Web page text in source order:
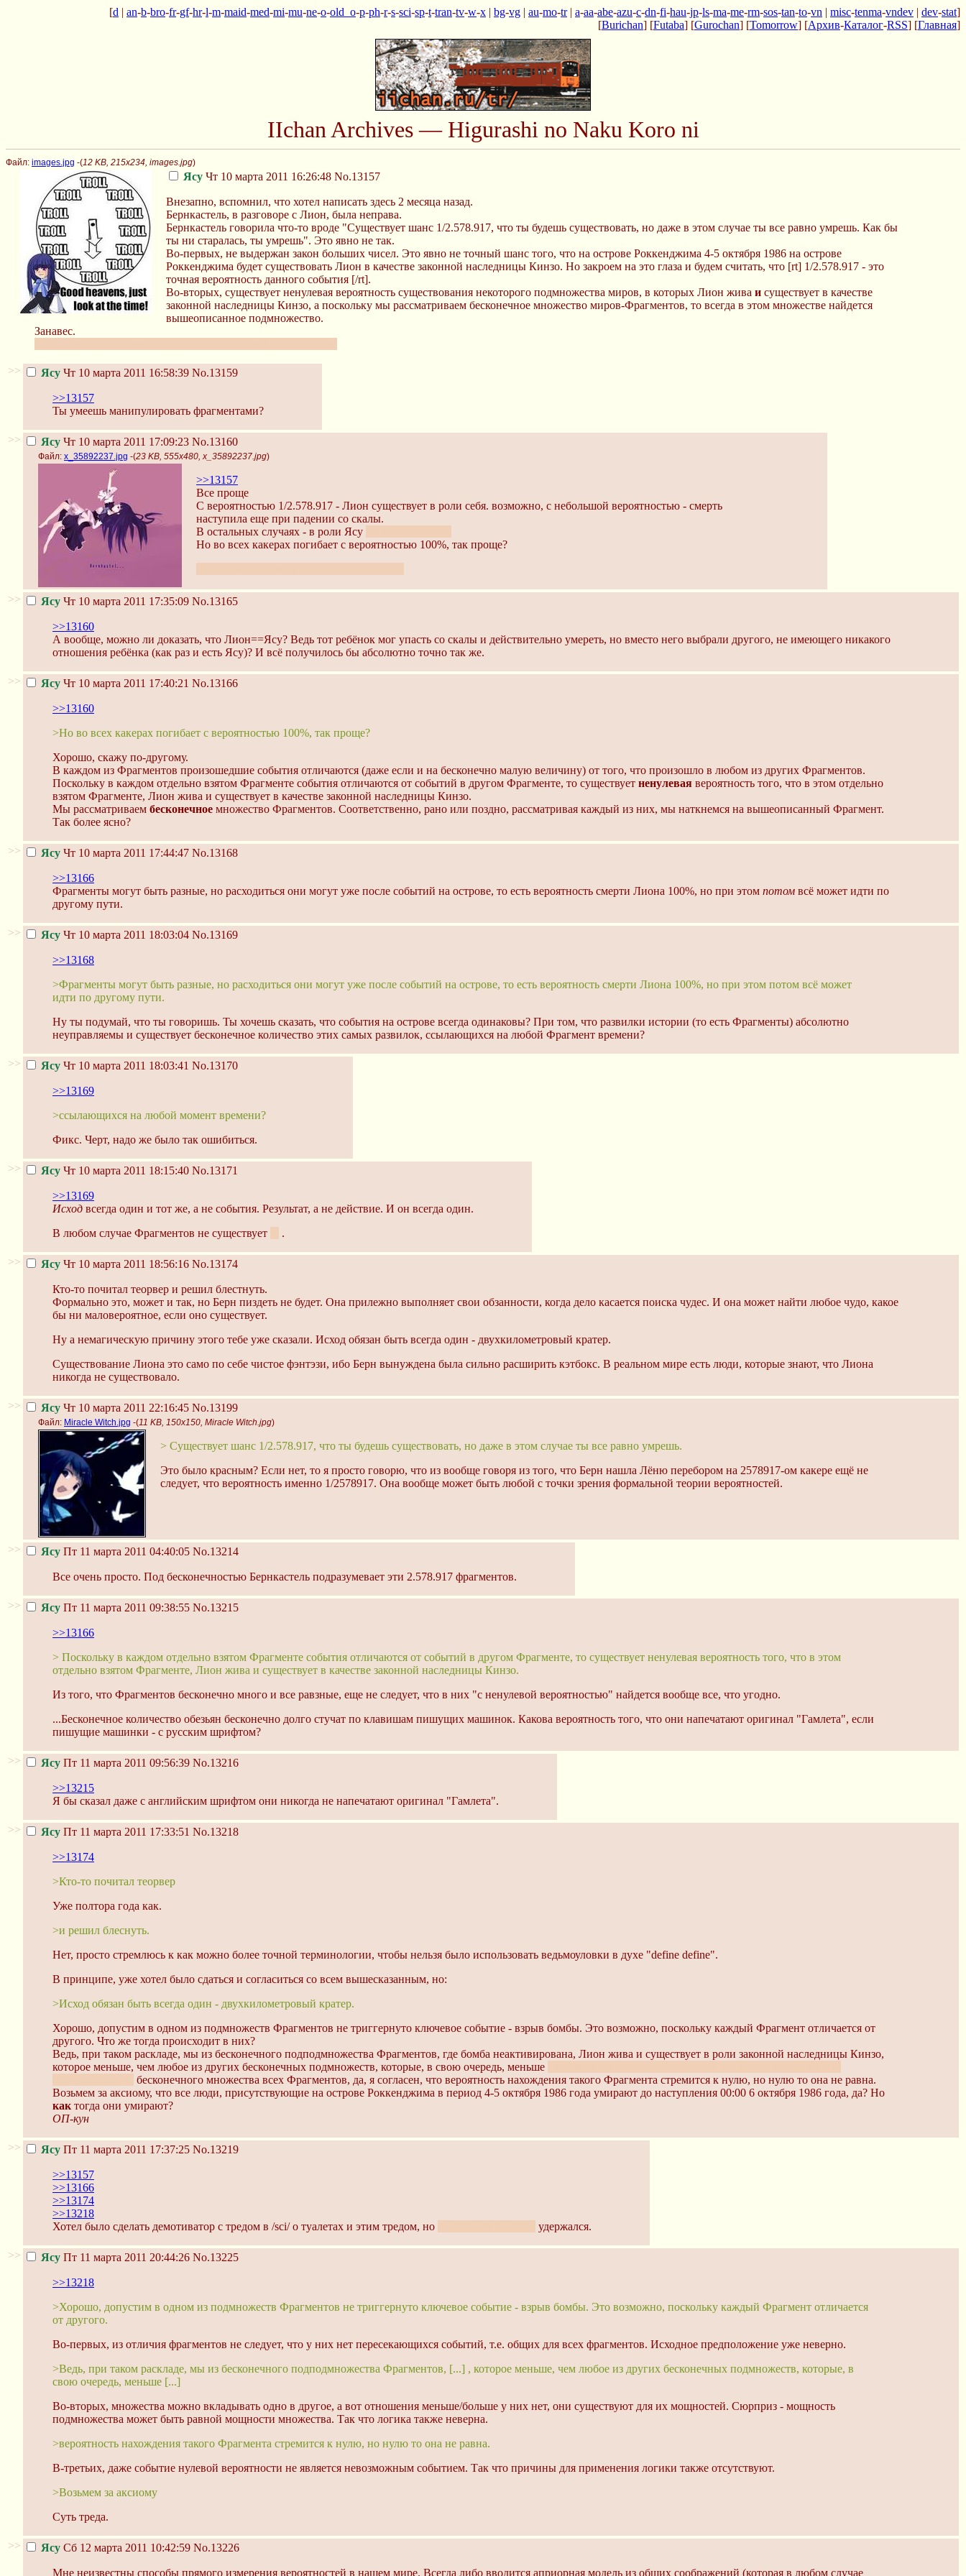
[d | an-b-bro-fr-gf-hr-l-m-maid-med-mi-mu-ne-o-old_o-p-ph-r-s-sci-sp-t-tran-tv-w-x | bg-vg | au-mo-tr| a-aa-abe-azu-c-dn-fi-hau-jp-ls-ma-me-rm-sos-tan-to-vn | misc-tenma-vndev | dev-stat]
[Burichan] [Futaba] [Gurochan] [Tomorrow] [Архив-Каталог-RSS] [Главная]
IIchan Archives — Higurashi no Naku Koro ni
Файл: images.jpg -(12 KB, 215x234, images.jpg)
Ясу Чт 10 марта 2011 16:26:48 No.13157
Внезапно, вспомнил, что хотел написать здесь 2 месяца назад.
Бернкастель, в разговоре с Лион, была неправа.
Бернкастель говорила что-то вроде "Существует шанс 1/2.578.917, что ты будешь существовать, но даже в этом случае ты все равно умрешь. Как бы
ты ни старалась, ты умрешь". Это явно не так.
Во-первых, не выдержан закон больших чисел. Это явно не точный шанс того, что на острове Роккенджима 4-5 октября 1986 на острове
Роккенджима будет существовать Лион в качестве законной наследницы Кинзо. Но закроем на это глаза и будем считать, что [rt] 1/2.578.917 - это
точная вероятность данного события [/rt].
Во-вторых, существует ненулевая вероятность существования некоторого подмножества миров, в которых Лион жива и существует в качестве
законной наследницы Кинзо, а поскольку мы рассматриваем бесконечное множество миров-Фрагментов, то всегда в этом множестве найдется
вышеописанное подмножество.
Занавес.
>> Ясу Чт 10 марта 2011 16:58:39 No.13159
>>13157
Ты умеешь манипулировать фрагментами?
>> Ясу Чт 10 марта 2011 17:09:23 No.13160
Файл: x_35892237.jpg -(23 KB, 555x480, x_35892237.jpg)
>>13157
Все проще
С вероятностью 1/2.578.917 - Лион существует в роли себя. возможно, с небольшой вероятностью - смерть
наступила еще при падении со скалы.
В остальных случаях - в роли Ясу
Но во всех какерах погибает с вероятностью 100%, так проще?
>> Ясу Чт 10 марта 2011 17:35:09 No.13165
>>13160
А вообще, можно ли доказать, что Лион==Ясу? Ведь тот ребёнок мог упасть со скалы и действительно умереть, но вместо него выбрали другого, не имеющего никакого
отношения ребёнка (как раз и есть Ясу)? И всё получилось бы абсолютно точно так же.
>> Ясу Чт 10 марта 2011 17:40:21 No.13166
>>13160
>Но во всех какерах погибает с вероятностью 100%, так проще?
Хорошо, скажу по-другому.
В каждом из Фрагментов произошедшие события отличаются (даже если и на бесконечно малую величину) от того, что произошло в любом из других Фрагментов.
Поскольку в каждом отдельно взятом Фрагменте события отличаются от событий в другом Фрагменте, то существует ненулевая вероятность того, что в этом отдельно
взятом Фрагменте, Лион жива и существует в качестве законной наследницы Кинзо.
Мы рассматриваем бесконечное множество Фрагментов. Соответственно, рано или поздно, рассматривая каждый из них, мы наткнемся на вышеописанный Фрагмент.
Так более ясно?
>> Ясу Чт 10 марта 2011 17:44:47 No.13168
>>13166
Фрагменты могут быть разные, но расходиться они могут уже после событий на острове, то есть вероятность смерти Лиона 100%, но при этом потом всё может идти по
другому пути.
>> Ясу Чт 10 марта 2011 18:03:04 No.13169
>>13168
>Фрагменты могут быть разные, но расходиться они могут уже после событий на острове, то есть вероятность смерти Лиона 100%, но при этом потом всё может
идти по другому пути.
Ну ты подумай, что ты говоришь. Ты хочешь сказать, что события на острове всегда одинаковы? При том, что развилки истории (то есть Фрагменты) абсолютно
неуправляемы и существует бесконечное количество этих самых развилок, ссылающихся на любой Фрагмент времени?
>> Ясу Чт 10 марта 2011 18:03:41 No.13170
>>13169
>ссылающихся на любой момент времени?
Фикс. Черт, надо же было так ошибиться.
>> Ясу Чт 10 марта 2011 18:15:40 No.13171
>>13169
Исход всегда один и тот же, а не события. Результат, а не действие. И он всегда один.
В любом случае Фрагментов не существует
.
>> Ясу Чт 10 марта 2011 18:56:16 No.13174
Кто-то почитал теорвер и решил блестнуть.
Формально это, может и так, но Берн пиздеть не будет. Она прилежно выполняет свои обзанности, когда дело касается поиска чудес. И она может найти любое чудо, какое
бы ни маловероятное, если оно существует.
Ну а немагическую причину этого тебе уже сказали. Исход обязан быть всегда один - двухкилометровый кратер.
Существование Лиона это само по себе чистое фэнтэзи, ибо Берн вынуждена была сильно расширить кэтбокс. В реальном мире есть люди, которые знают, что Лиона
никогда не существовало.
>> Ясу Чт 10 марта 2011 22:16:45 No.13199
Файл: Miracle Witch.jpg -(11 KB, 150x150, Miracle Witch.jpg)
> Существует шанс 1/2.578.917, что ты будешь существовать, но даже в этом случае ты все равно умрешь.
Это было красным? Если нет, то я просто говорю, что из вообще говоря из того, что Берн нашла Лёню перебором на 2578917-ом какере ещё не
следует, что вероятность именно 1/2578917. Она вообще может быть любой с точки зрения формальной теории вероятностей.
>> Ясу Пт 11 марта 2011 04:40:05 No.13214
Все очень просто. Под бесконечностью Бернкастель подразумевает эти 2.578.917 фрагментов.
>> Ясу Пт 11 марта 2011 09:38:55 No.13215
>>13166
> Поскольку в каждом отдельно взятом Фрагменте события отличаются от событий в другом Фрагменте, то существует ненулевая вероятность того, что в этом
отдельно взятом Фрагменте, Лион жива и существует в качестве законной наследницы Кинзо.
Из того, что Фрагментов бесконечно много и все равзные, еще не следует, что в них "с ненулевой вероятностью" найдется вообще все, что угодно.
...Бесконечное количество обезьян бесконечно долго стучат по клавишам пишущих машинок. Какова вероятность того, что они напечатают оригинал "Гамлета", если
пишущие машинки - с русским шрифтом?
>> Ясу Пт 11 марта 2011 09:56:39 No.13216
>>13215
Я бы сказал даже с английским шрифтом они никогда не напечатают оригинал "Гамлета".
>> Ясу Пт 11 марта 2011 17:33:51 No.13218
>>13174
>Кто-то почитал теорвер
Уже полтора года как.
>и решил блеснуть.
Нет, просто стремлюсь к как можно более точной терминологии, чтобы нельзя было использовать ведьмоуловки в духе "define define".
В принципе, уже хотел было сдаться и согласиться со всем вышесказанным, но:
>Исход обязан быть всегда один - двухкилометровый кратер.
Хорошо, допустим в одном из подмножеств Фрагментов не триггернуто ключевое событие - взрыв бомбы. Это возможно, поскольку каждый Фрагмент отличается от
другого. Что же тогда происходит в них?
Ведь, при таком раскладе, мы из бесконечного подподмножества Фрагментов, где бомба неактивирована, Лион жива и существует в роли законной наследницы Кинзо,
которое меньше, чем любое из других бесконечных подмножеств, которые, в свою очередь, меньше
бесконечного множества всех Фрагментов, да, я согласен, что вероятность нахождения такого Фрагмента стремится к нулю, но нулю то она не равна.
Возьмем за аксиому, что все люди, присутствующие на острове Роккенджима в период 4-5 октября 1986 года умирают до наступления 00:00 6 октября 1986 года, да? Но
как тогда они умирают?
ОП-кун
>> Ясу Пт 11 марта 2011 17:37:25 No.13219
>>13157
>>13166
>>13174
>>13218
Хотел было сделать демотиватор с тредом в /sci/ о туалетах и этим тредом, но
удержался.
>> Ясу Пт 11 марта 2011 20:44:26 No.13225
>>13218
>Хорошо, допустим в одном из подмножеств Фрагментов не триггернуто ключевое событие - взрыв бомбы. Это возможно, поскольку каждый Фрагмент отличается
от другого.
Во-первых, из отличия фрагментов не следует, что у них нет пересекающихся событий, т.е. общих для всех фрагментов. Исходное предположение уже неверно.
>Ведь, при таком раскладе, мы из бесконечного подподмножества Фрагментов, [...] , которое меньше, чем любое из других бесконечных подмножеств, которые, в
свою очередь, меньше [...]
Во-вторых, множества можно вкладывать одно в другое, а вот отношения меньше/больше у них нет, они существуют для их мощностей. Сюрприз - мощность
подмножества может быть равной мощности множества. Так что логика также неверна.
>вероятность нахождения такого Фрагмента стремится к нулю, но нулю то она не равна.
В-третьих, даже событие нулевой вероятности не является невозможным событием. Так что причины для применения логики также отсутствуют.
>Возьмем за аксиому
Суть треда.
>> Ясу Сб 12 марта 2011 10:42:59 No.13226
Мне неизвестны способы прямого измерения вероятностей в нашем мире. Всегда либо вводится априорная модель из общих соображений (которая в любом случае